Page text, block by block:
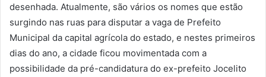
desenhada. Atualmente, são vários os nomes que estão
surgindo nas ruas para disputar a vaga de Prefeito
Municipal da capital agrícola do estado, e nestes primeiros
dias do ano, a cidade ficou movimentada com a
possibilidade da pré-candidatura do ex-prefeito Jocelito